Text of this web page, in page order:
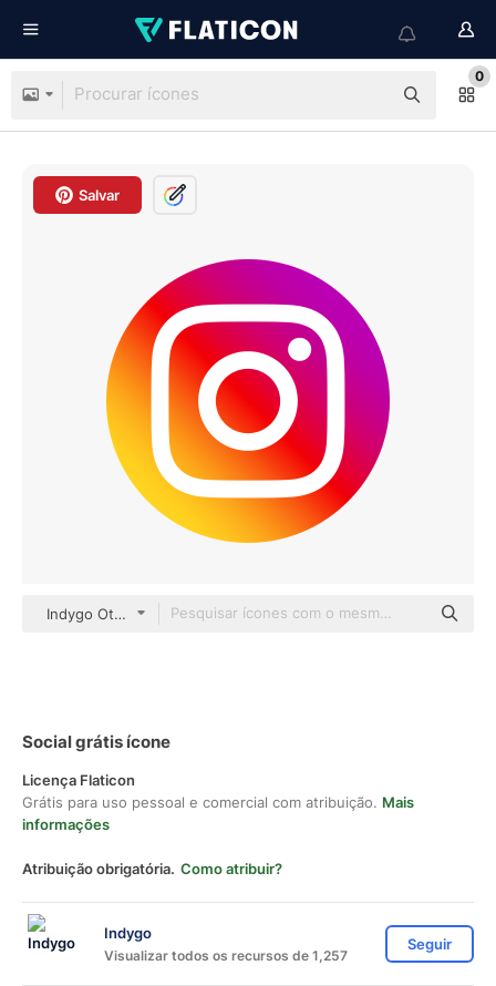
0
Salvar
Indygo Others
Social grátis ícone
Licença Flaticon
Grátis para uso pessoal e comercial com atribuição. Mais
informações
Atribuição obrigatória. Como atribuir?
Indygo
Visualizar todos os recursos de 1,257
Seguir